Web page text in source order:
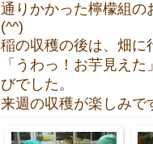
通りかかった檸檬組の
(^^)
稲の収穫の後は、畑に
「うわっ！お芋見え
びでした。
来週の収穫が楽しみで